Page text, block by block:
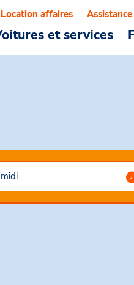
et services
Location affaires